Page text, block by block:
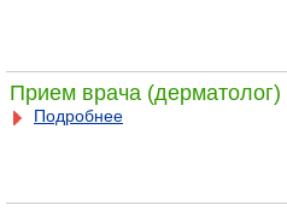
Прием врача (дерматолог)
Подробнее